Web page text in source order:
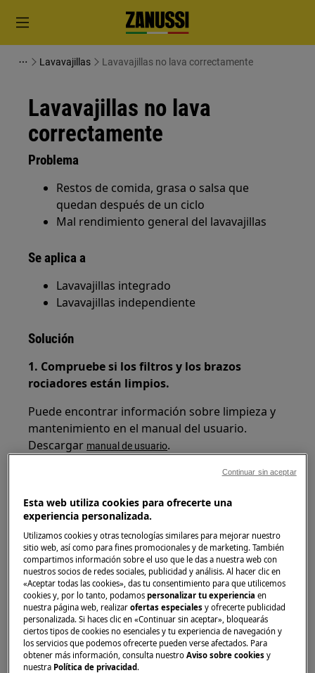
Lavavajillas Lavavajillas no lava correctamente
Lavavajillas no lava
correctamente
Problema
Restos de comida, grasa o salsa que
quedan después de un ciclo
Mal rendimiento general del lavavajillas
Se aplica a
Lavavajillas integrado
Lavavajillas independiente
Solución
1. Compruebe si los filtros y los brazos
rociadores están limpios.
Puede encontrar información sobre limpieza y
mantenimiento en el manual del usuario.
Descargar manual de usuario.
Play
Esta web utiliza cookies para ofrecerte una
experiencia personalizada.
Utilizamos cookies y otras tecnologías similares para mejorar nuestro
sitio web, así como para fines promocionales y de marketing. También
compartimos información sobre el uso que le das a nuestra web con
nuestros socios de redes sociales, publicidad y análisis. Al hacer clic en
«Aceptar todas las cookies», das tu consentimiento para que utilicemos
cookies y, por lo tanto, podamospersonalizar tu experienciaen
nuestra página web, realizarofertas especiales y ofrecerte publicidad
personalizada. Si haces clic en «Continuar sin aceptar», bloquearás
ciertos tipos de cookies no esenciales y tu experiencia de navegación y
los servicios que podemos ofrecerte pueden verse afectados. Para
obtener más información, consulta nuestroAviso sobre cookies y
nuestra Política de privacidad.
Continuar sin aceptar